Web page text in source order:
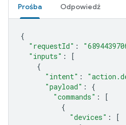
Prośba Odpowiedź
{
"requestId" :
"inputs" :
[
{
"intent" :
"payload" :
{
"commands" :
[
{
"devices" :
[